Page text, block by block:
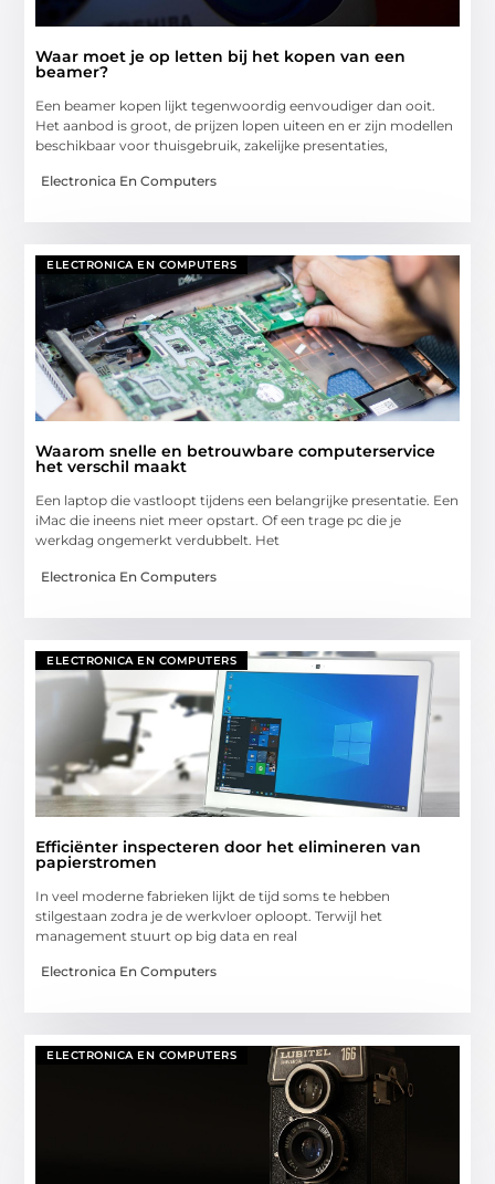
Waar moet je op letten bij het kopen van een
beamer?
Een beamer kopen lijkt tegenwoordig eenvoudiger dan ooit.
Het aanbod is groot, de prijzen lopen uiteen en er zijn modellen
beschikbaar voor thuisgebruik, zakelijke presentaties,
Electronica En Computers
ELECTRONICA EN COMPUTERS
Waarom snelle en betrouwbare computerservice
het verschil maakt
Een laptop die vastloopt tijdens een belangrijke presentatie. Een
iMac die ineens niet meer opstart. Of een trage pc die je
werkdag ongemerkt verdubbelt. Het
Electronica En Computers
ELECTRONICA EN COMPUTERS
Efficiënter inspecteren door het elimineren van
papierstromen
In veel moderne fabrieken lijkt de tijd soms te hebben
stilgestaan zodra je de werkvloer oploopt. Terwijl het
management stuurt op big data en real
Electronica En Computers
ELECTRONICA EN COMPUTERS